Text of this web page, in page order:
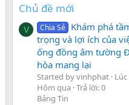
Chủ đề mới
V Chia Sẻ Khám phá
trọng và lợi ích của
ống đồng âm tường
hòa mang lại
Started by vinhphat Lúc
Hôm qua Trả lời: 0
Bảng Tin